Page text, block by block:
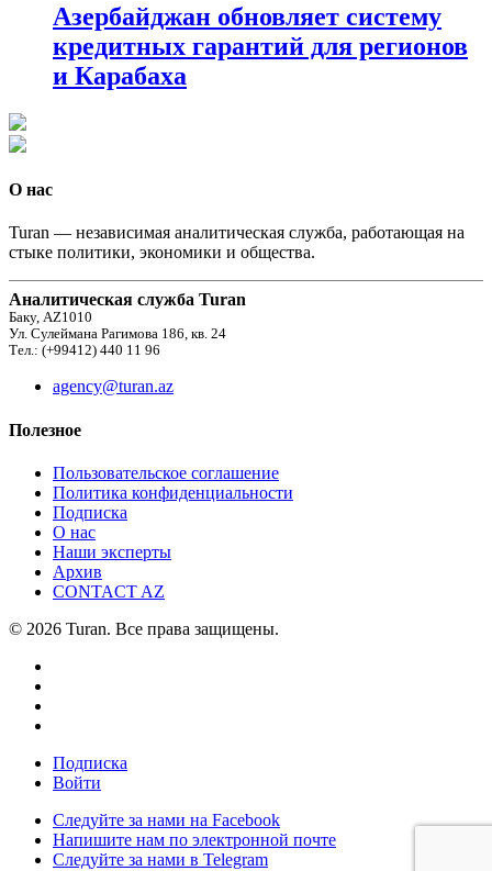
Азербайджан обновляет систему
кредитных гарантий для регионов
и Карабаха
О нас
Turan — независимая аналитическая служба, работающая на
стыке политики, экономики и общества.
Аналитическая служба Turan
Баку, AZ1010
Ул. Сулеймана Рагимова 186, кв. 24
Тел.: (+99412) 440 11 96
agency@turan.az
Полезное
Пользовательское соглашение
Политика конфиденциальности
Подписка
О нас
Наши эксперты
Архив
CONTACT AZ
© 2026 Turan. Все права защищены.
Подписка
Войти
Следуйте за нами на Facebook
Напишите нам по электронной почте
Следуйте за нами в Telegram